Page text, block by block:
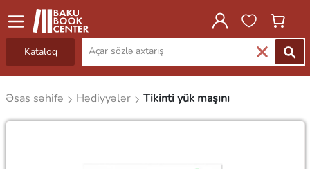
Kataloq
Əsas səhifə Hədiyyələr Tikinti yük maşını